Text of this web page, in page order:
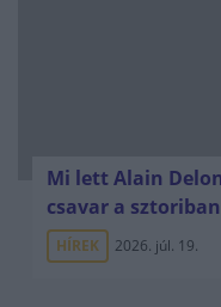
Mi lett Alain
csavar a sztoriban
HÍREK 2026. júl. 19.